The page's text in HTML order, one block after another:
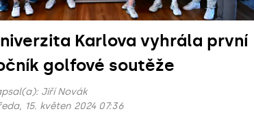
Karlova vyhrála první
golfové soutěže
Jiří Novák
15. květen 2024 07:36